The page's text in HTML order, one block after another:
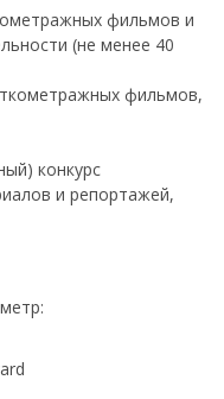
фильмов и
(не менее 40
фильмов,
конкурс
и репортажей,